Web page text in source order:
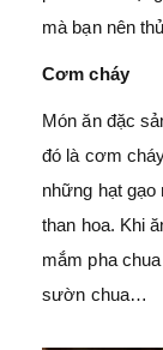
mà bạn nên
Cơm cháy
Món ăn đặc
đó là cơm
những hạt
than hoa. Khi
mắm pha
sườn chua…